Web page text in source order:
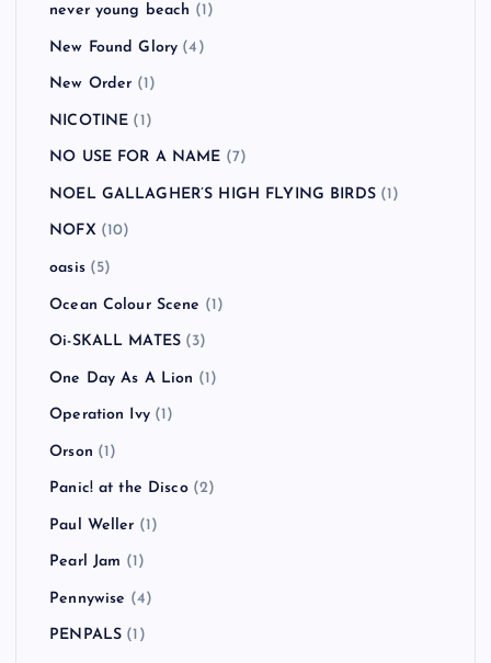
never young beach (1)
New Found Glory (4)
New Order (1)
NICOTINE (1)
NO USE FOR A NAME (7)
NOEL GALLAGHER’S HIGH FLYING BIRDS(1)
NOFX (10)
oasis(5)
Ocean Colour Scene (1)
Oi-SKALL MATES (3)
One Day As A Lion (1)
Operation Ivy(1)
Orson (1)
Panic! at the Disco(2)
Paul Weller (1)
Pearl Jam (1)
Pennywise (4)
PENPALS (1)